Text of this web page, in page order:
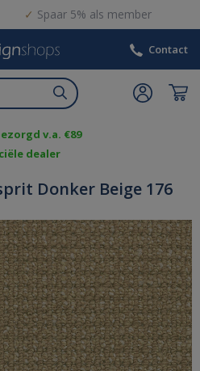
Spaar 5% als member
Contact
v.a. €89
dealer
Donker Beige 176